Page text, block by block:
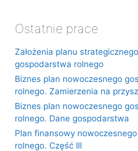
Ostatnie prace
Założenia planu
gospodarstwa rolnego
Biznes plan nowoczesnego
rolnego. Zamierzenia na
Biznes plan nowoczesnego
rolnego. Dane gospodarstwa
Plan finansowy
rolnego. Część III